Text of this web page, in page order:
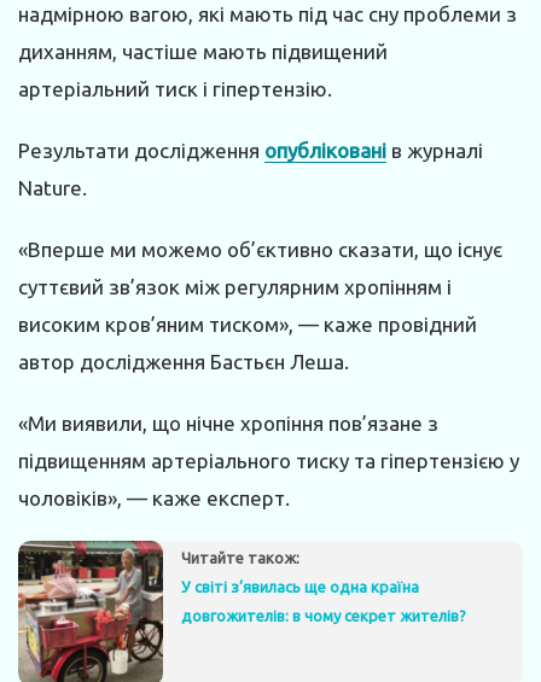
надмірною вагою, які мають під час сну проблеми з
диханням, частіше мають підвищений
артеріальний тиск і гіпертензію.
Результати дослідження опубліковані в журналі
Nature.
«Вперше ми можемо об’єктивно сказати, що існує
суттєвий зв’язок між регулярним хропінням і
високим кров’яним тиском», — каже провідний
автор дослідження Бастьєн Леша.
«Ми виявили, що нічне хропіння пов’язане з
підвищенням артеріального тиску та гіпертензією у
чоловіків», — каже експерт.
Читайте також:
У світі з’явилась ще одна країна
довгожителів: в чому секрет жителів?